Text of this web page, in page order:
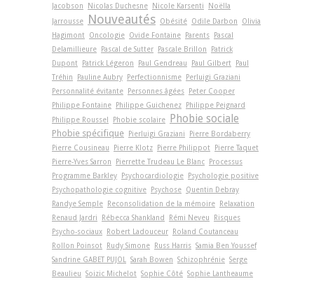
Jacobson
Nicolas Duchesne Nicole Karsenti
Noëlla
Jarrousse
Nouveautés Obésité Odile Darbon
Olivia
Hagimont Oncologie Ovide Fontaine Parents Pascal
Delamillieure Pascal de Sutter Pascale Brillon
Patrick
Dupont Patrick Légeron Paul Gendreau Paul Gilbert Paul
Tréhin
Pauline Aubry Perfectionnisme Perluigi Graziani
Personnalité évitante Personnes âgées Peter Cooper
Philippe Fontaine Philippe Guichenez Philippe Peignard
Philippe Roussel
Phobie scolaire Phobie sociale
Phobie spécifique Pierluigi Graziani
Pierre Bordaberry
Pierre Cousineau
Pierre Klotz Pierre Philippot Pierre Taquet
Pierre-Yves Sarron
Pierrette Trudeau Le Blanc Processus
Programme Barkley Psychocardiologie Psychologie positive
Psychopathologie cognitive Psychose Quentin Debray
Randye Semple Reconsolidation de la mémoire Relaxation
Renaud Jardri
Rébecca Shankland Rémi Neveu
Risques
Psycho-sociaux Robert Ladouceur Roland Coutanceau
Rollon Poinsot Rudy Simone Russ Harris Samia Ben Youssef
Sandrine GABET PUJOL
Sarah Bowen Schizophrénie Serge
Beaulieu Soizic Michelot Sophie Côté Sophie Lantheaume